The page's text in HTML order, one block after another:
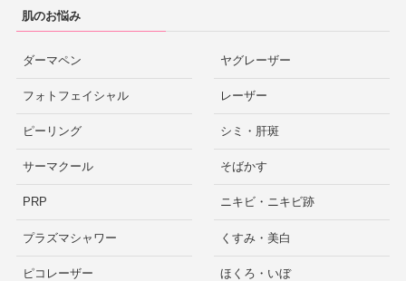
肌のお悩み
ダーマペン
フォトフェイシャル
ピーリング
サーマクール
PRP
プラズマシャワー
ピコレーザー
ヤグレーザー
レーザー
シミ・肝斑
そばかす
ニキビ・ニキビ跡
くすみ・美白
ほくろ・いぼ